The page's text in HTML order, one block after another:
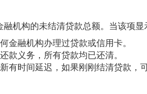
机构的未结清贷款总额。当该项
金融机构办理过贷款或信用卡。
款义务，所有贷款均已还清。
有时间延迟，如果刚刚结清贷款，